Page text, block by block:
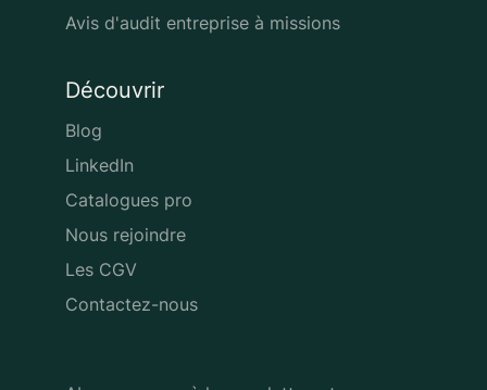
Avis d'audit entreprise à missions
Découvrir
Blog
LinkedIn
Catalogues pro
Nous rejoindre
Les CGV
Contactez-nous